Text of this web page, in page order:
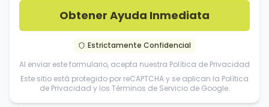
Obtener Ayuda Inmediata
Estrictamente Confidencial
Al enviar este formulario, acepta nuestra Política de Privacidad
Este sitio está protegido por reCAPTCHA y se aplican la Política
de Privacidad y los Términos de Servicio de Google.